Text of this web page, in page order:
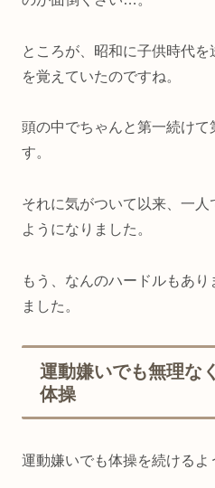
ところが、昭和に子供時代
を覚えていたのですね。
頭の中でちゃんと第一続け
す。
それに気がついて以来、一
ようになりました。
もう、なんのハードルもあ
ました。
運動嫌いでも無理な
体操
運動嫌いでも体操を続けるよ